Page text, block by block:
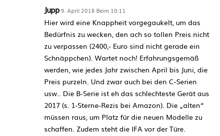
Jupp 9. April 2018 Beim 10:11
Hier wird eine Knappheit vorgegaukelt, um das
Bedürfnis zu wecken, den ach so tollen Preis nicht
zu verpassen (2400,- Euro sind nicht gerade ein
Schnäppchen). Wartet noch! Erfahrungsgemäß
werden, wie jedes Jahr zwischen April bis Juni, die
Preis purzeln. Und zwar auch bei den C-Serien
usw.. Die B-Serie ist eh das schlechteste Gerät aus
2017 (s. 1-Sterne-Rezis bei Amazon). Die „alten“
müssen raus, um Platz für die neuen Modelle zu
schaffen. Zudem steht die IFA vor der Türe.